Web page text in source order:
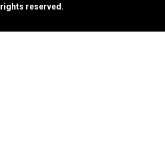
rights reserved.